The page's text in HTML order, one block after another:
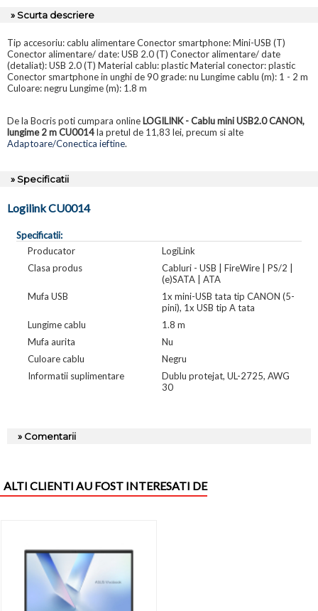
» Scurta descriere
Tip accesoriu: cablu alimentare Conector smartphone: Mini-USB (T)
Conector alimentare/ date: USB 2.0 (T) Conector alimentare/ date
(detaliat): USB 2.0 (T) Material cablu: plastic Material conector: plastic
Conector smartphone in unghi de 90 grade: nu Lungime cablu (m): 1 - 2 m
Culoare: negru Lungime (m): 1.8 m
De la Bocris poti cumpara online LOGILINK - Cablu mini USB2.0 CANON,
lungime 2 m CU0014la pretul de 11,83 lei, precum si alte
Adaptoare/Conectica ieftine.
» Specificatii
Logilink CU0014
Specificatii:
Producator
LogiLink
Clasa produs
Cabluri - USB | FireWire | PS/2 |
(e)SATA | ATA
Mufa USB
1x mini-USB tata tip CANON (5-
pini), 1x USB tip A tata
Lungime cablu
1.8 m
Mufa aurita
Nu
Culoare cablu
Negru
Informatii suplimentare
Dublu protejat, UL-2725, AWG
30
» Comentarii
ALTI CLIENTI AU FOST INTERESATI DE